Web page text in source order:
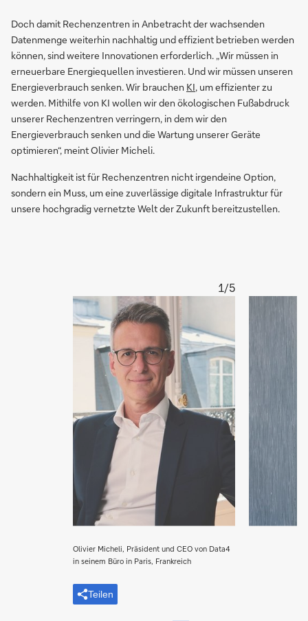
Doch damit Rechenzentren in Anbetracht der wachsenden
Datenmenge weiterhin nachhaltig und effizient betrieben werden
können, sind weitere Innovationen erforderlich. „Wir müssen in
erneuerbare Energiequellen investieren. Und wir müssen unseren
Energieverbrauch senken. Wir brauchen KI, um effizienter zu
werden. Mithilfe von KI wollen wir den ökologischen Fußabdruck
unserer Rechenzentren verringern, in dem wir den
Energieverbrauch senken und die Wartung unserer Geräte
optimieren“, meint Olivier Micheli.
Nachhaltigkeit ist für Rechenzentren nicht irgendeine Option,
sondern ein Muss, um eine zuverlässige digitale Infrastruktur für
unsere hochgradig vernetzte Welt der Zukunft bereitzustellen.
Vergrößern
Olivier
im
Büro
Olivier Micheli, Präsident und CEO von Data4
in seinem Büro in Paris, Frankreich
Teilen
1/5
Vergrößern
Jérôme